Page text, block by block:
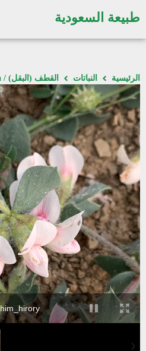
طبيعة السعودية
الرئيسية النباتات القطف (البقل) / Lotus gebelia